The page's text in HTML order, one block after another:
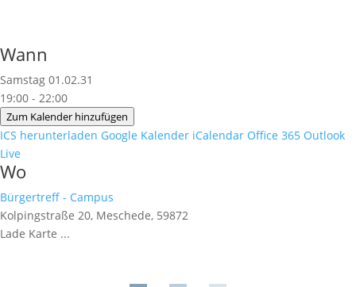
Wann
Samstag 01.02.31
19:00 - 22:00
Zum Kalender hinzufügen
ICS herunterladen Google Kalender iCalendar Office 365 Outlook
Live
Wo
Bürgertreff - Campus
Kolpingstraße 20, Meschede, 59872
Lade Karte ...